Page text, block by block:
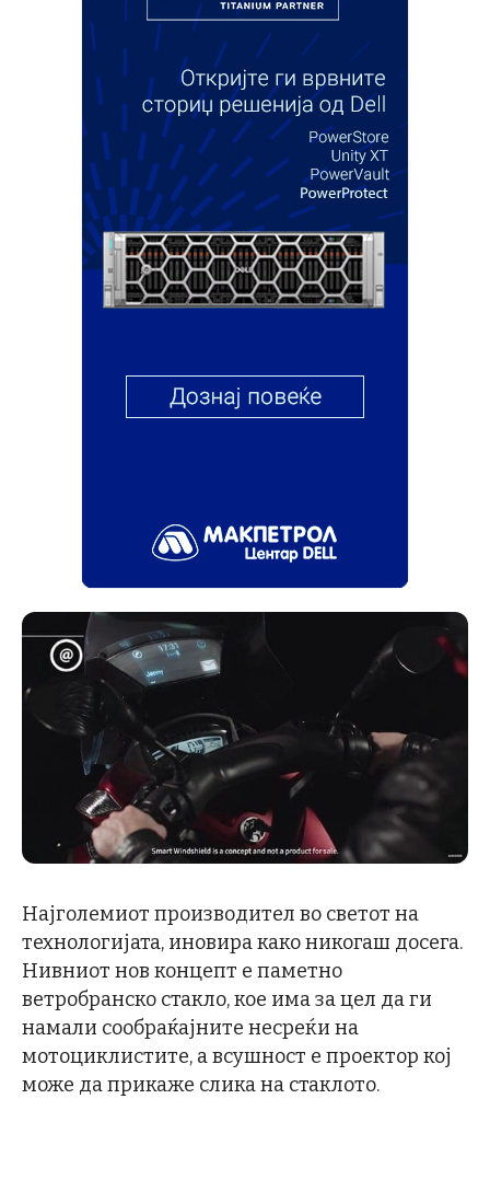
Најголемиот производител во светот на
технологијата, иновира како никогаш досега.
Нивниот нов концепт е паметно
ветробранско стакло, кое има за цел да ги
намали сообраќајните несреќи на
мотоциклистите, а всушност е проектор кој
може да прикаже слика на стаклото.